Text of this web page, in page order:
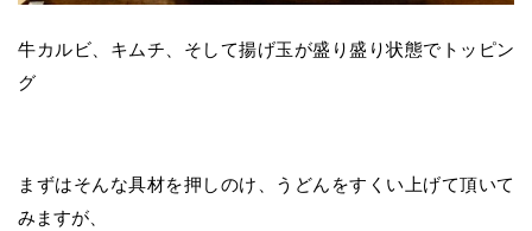
牛カルビ、キムチ、そして揚げ玉が盛り盛り状態でトッピン
グ
まずはそんな具材を押しのけ、うどんをすくい上げて頂いて
みますが、